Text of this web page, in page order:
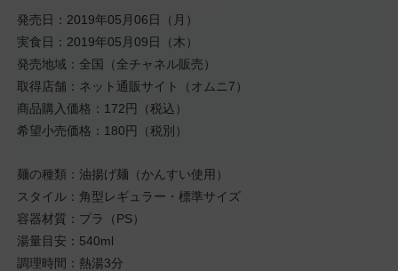
発売日：2019年05月06日（月）
実食日：2019年05月09日（木）
発売地域：全国（全チャネル販売）
取得店舗：ネット通販サイト（オムニ7）
商品購入価格：172円（税込）
希望小売価格：180円（税別）
麺の種類：油揚げ麺（かんすい使用）
スタイル：角型レギュラー・標準サイズ
容器材質：プラ（PS）
湯量目安：540ml
調理時間：熱湯3分